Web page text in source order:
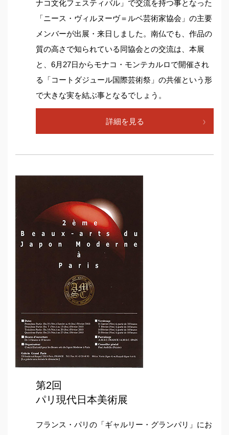
ナコ文化フェスティバル」で交流を持つ事となった
「ニース・ヴィルヌーヴ＝ルベ芸術家協会」の主要
メンバーが出展・来日しました。南仏でも、作品の
質の高さで知られている同協会との交流は、本展
と、6月27日からモナコ・モンテカルロで開催され
る「コートダジュール国際芸術祭」の共催という形
で大きな実を結ぶ事となるでしょう。
詳細を見る
第2回
パリ現代日本美術展
フランス・パリの「ギャルリー・グランパリ」にお